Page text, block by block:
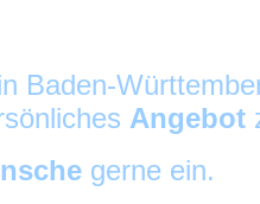
Baden-
Angebot
gerne ein.